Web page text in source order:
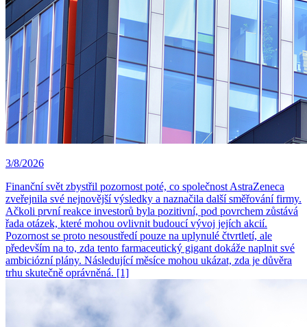
3/8/2026
Finanční svět zbystřil pozornost poté, co společnost AstraZeneca
zveřejnila své nejnovější výsledky a naznačila další směřování firmy.
Ačkoli první reakce investorů byla pozitivní, pod povrchem zůstává
řada otázek, které mohou ovlivnit budoucí vývoj jejích akcií.
Pozornost se proto nesoustředí pouze na uplynulé čtvrtletí, ale
především na to, zda tento farmaceutický gigant dokáže naplnit své
ambiciózní plány. Následující měsíce mohou ukázat, zda je důvěra
trhu skutečně oprávněná. [1]